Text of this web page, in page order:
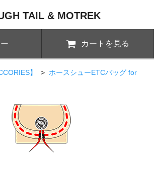
TAIL & MOTREK
カートを見る
】 > ホースシューETCバッグ for